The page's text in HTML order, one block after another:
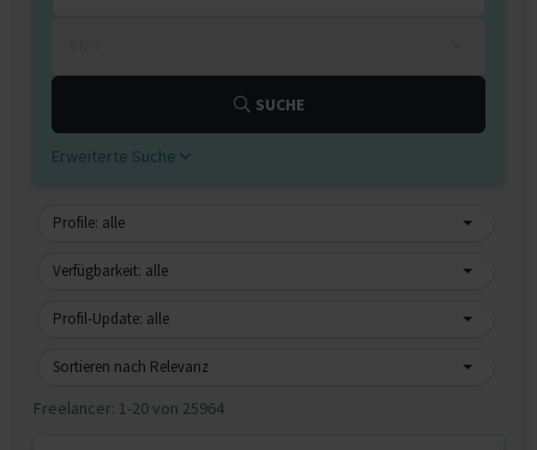
SUCHE
Erweiterte Suche
Profile: alle
Verfügbarkeit: alle
Profil-Update: alle
Sortieren nach Relevanz
Freelancer: 1-20 von 25964